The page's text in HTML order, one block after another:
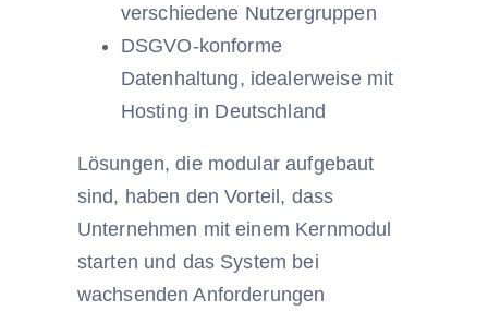
verschiedene Nutzergruppen
DSGVO-konforme
Datenhaltung, idealerweise mit
Hosting in Deutschland
Lösungen, die modular aufgebaut
sind, haben den Vorteil, dass
Unternehmen mit einem Kernmodul
starten und das System bei
wachsenden Anforderungen